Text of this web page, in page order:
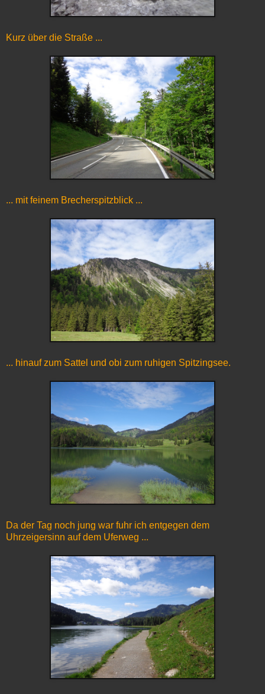
Kurz über die Straße ...
... mit feinem Brecherspitzblick ...
... hinauf zum Sattel und obi zum ruhigen Spitzingsee.
Da der Tag noch jung war fuhr ich entgegen dem
Uhrzeigersinn auf dem Uferweg ...